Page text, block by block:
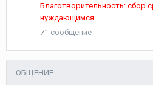
Благотворительность: сбор
нуждающимся.
71 сообщение
ОБЩЕНИЕ